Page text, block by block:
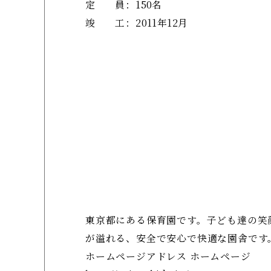
定 員 ： 150名
竣 工 ： 2011年12月
東京都にある保育園です。子ども達の笑
が溢れる、安全で安心で快適な園舎です
ホームページアドレス ホームページ